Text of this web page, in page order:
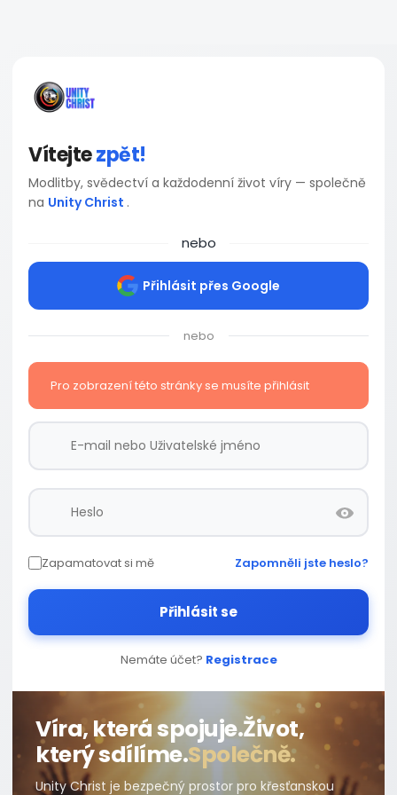
Vítejtezpět!
Modlitby, svědectví a každodenní život víry — společně
na Unity Christ .
nebo
Přihlásit přes Google
nebo
Pro zobrazení této stránky se musíte přihlásit
Zapamatovat si mě Zapomněli jste heslo?
Přihlásit se
Nemáte účet? Registrace
Víra, která spojuje.Život,
který sdílíme.Společně.
Unity Christ je bezpečný prostor pro křesťanskou